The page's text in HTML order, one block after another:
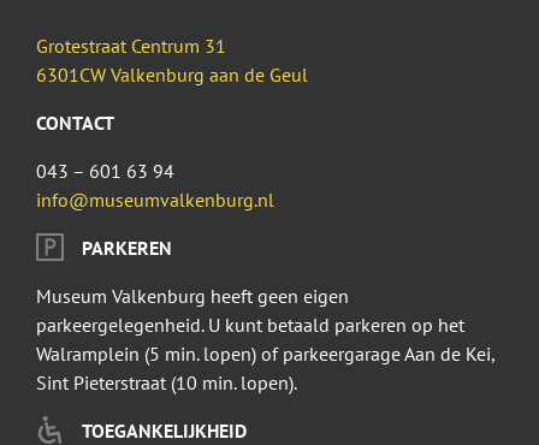
Grotestraat Centrum 31
6301CW Valkenburg aan de Geul
CONTACT
043 – 601 63 94
info@museumvalkenburg.nl
PARKEREN
Museum Valkenburg heeft geen eigen
parkeergelegenheid. U kunt betaald parkeren op het
Walramplein (5 min. lopen) of parkeergarage Aan de Kei,
Sint Pieterstraat (10 min. lopen).
TOEGANKELIJKHEID